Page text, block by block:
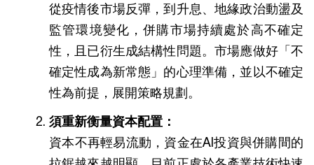
從疫情後市場反彈，到升息、地緣政治動盪及
監管環境變化，併購市場持續處於高不確定
性，且已衍生成結構性問題。市場應做好「不
確定性成為新常態」的心理準備，並以不確定
性為前提，展開策略規劃。
須重新衡量資本配置：
資本不再輕易流動，資金在AI投資與併購間的